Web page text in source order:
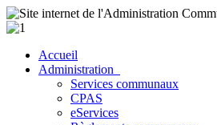
Accueil
Administration
Services communaux
CPAS
eServices